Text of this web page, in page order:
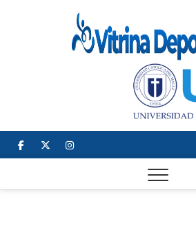
facebook
twitterinstagram